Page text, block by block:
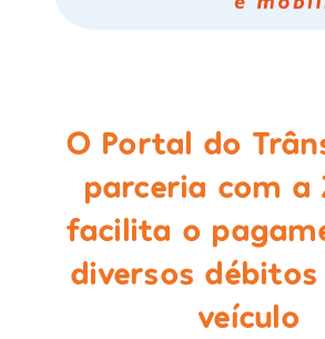
O Portal do
parceria com a
facilita o
diversos
veículo